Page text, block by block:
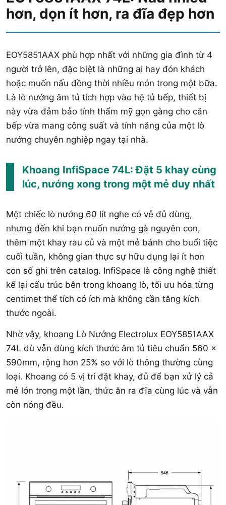
hơn, dọn ít hơn, ra đĩa đẹp hơn
EOY5851AAX phù hợp nhất với những gia đình từ 4
người trở lên, đặc biệt là những ai hay đón khách
hoặc muốn nấu đồng thời nhiều món trong một bữa.
Là lò nướng âm tủ tích hợp vào hệ tủ bếp, thiết bị
này vừa đảm bảo tính thẩm mỹ gọn gàng cho căn
bếp vừa mang công suất và tính năng của một lò
nướng chuyên nghiệp ngay tại nhà.
Khoang InfiSpace 74L: Đặt 5 khay cùng
lúc, nướng xong trong một mẻ duy nhất
Một chiếc lò nướng 60 lít nghe có vẻ đủ dùng,
nhưng đến khi bạn muốn nướng gà nguyên con,
thêm một khay rau củ và một mẻ bánh cho buổi tiệc
cuối tuần, không gian thực sự hữu dụng lại ít hơn
con số ghi trên catalog. InfiSpace là công nghệ thiết
kế lại cấu trúc bên trong khoang lò, tối ưu hóa từng
centimet thể tích có ích mà không cần tăng kích
thước ngoài.
Nhờ vậy, khoang Lò Nướng Electrolux EOY5851AAX
74L dù vẫn dùng kích thước âm tủ tiêu chuẩn 560 x
590mm, rộng hơn 25% so với lò thông thường cùng
loại. Khoang có 5 vị trí đặt khay, đủ để bạn xử lý cả
mẻ lớn trong một lần, thức ăn ra đĩa cùng lúc và vẫn
còn nóng đều.